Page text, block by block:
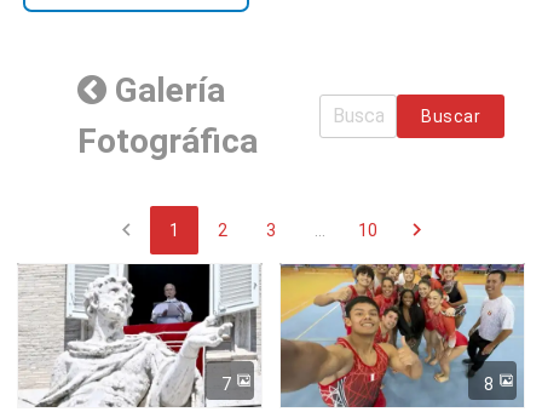
Galería
Fotográfica
Buscar
chevron_left 1 2 3 10 chevron_right
7 8